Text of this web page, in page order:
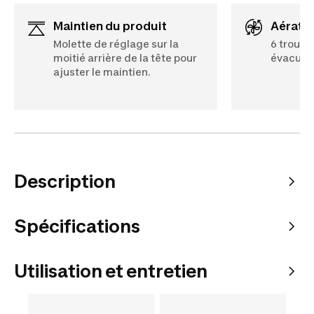
Maintien du produit
Molette de réglage sur la
moitié arrière de la tête pour
ajuster le maintien.
6 trous
évacuer
Description
Spécifications
Utilisation et entretien